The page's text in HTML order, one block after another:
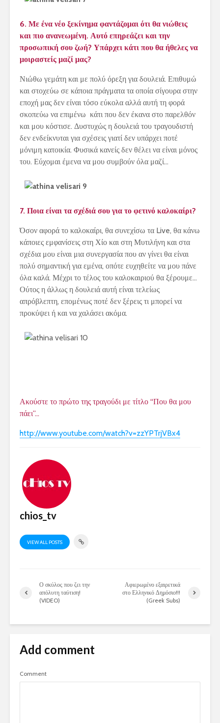
6. Με ένα νέο ξεκίνημα φαντάζομαι ότι θα νιώθεις
και πιο ανανεωμένη. Αυτό επηρεάζει και την
προσωπική σου ζωή? Υπάρχει κάτι που θα ήθελες να
μοιραστείς μαζί μας?
Νιώθω γεμάτη και με πολύ όρεξη για δουλειά. Επιθυμώ
και στοχεύω σε κάποια πράγματα τα οποία σίγουρα στην
εποχή μας δεν είναι τόσο εύκολα αλλά αυτή τη φορά
σκοπεύω να επιμένω κάτι που δεν έκανα στο παρελθόν
και μου κόστισε. Δυστυχώς η δουλειά του τραγουδιστή
δεν ενδείκνυται για σχέσεις γιατί δεν υπάρχει ποτέ
μόνιμη κατοικία. Φυσικά κανείς δεν θέλει να είναι μόνος
του. Εύχομαι έμενα να μου συμβούν όλα μαζί…
7. Ποια είναι τα σχέδιά σου για το φετινό καλοκαίρι?
Όσον αφορά το καλοκαίρι, θα συνεχίσω τα Live, θα κάνω
κάποιες εμφανίσεις στη Χίο και στη Μυτιλήνη και στα
σχέδια μου είναι μια συνεργασία που αν γίνει θα είναι
πολύ σημαντική για εμένα, οπότε ευχηθείτε να μου πάνε
όλα καλά. Μέχρι το τέλος του καλοκαιριού θα ξέρουμε…
Ούτος η άλλως η δουλειά αυτή είναι τελείως
απρόβλεπτη, επομένως ποτέ δεν ξέρεις τι μπορεί να
προκύψει ή και να χαλάσει ακόμα.
Ακούστε το πρώτο της τραγούδι με τίτλο “Που θα μου
πάει”…
http://www.youtube.com/watch?v=zzYPTrjVBx4
chios_tv
VIEW ALL POSTS
Ο σκύλος που ζει την
απόλυτη ταύτιση!
(VIDEO)
Αφιερωμένο εξαιρετικά
στο Ελληνικό Δημόσιο!!!
(Greek Subs)
Add comment
Comment